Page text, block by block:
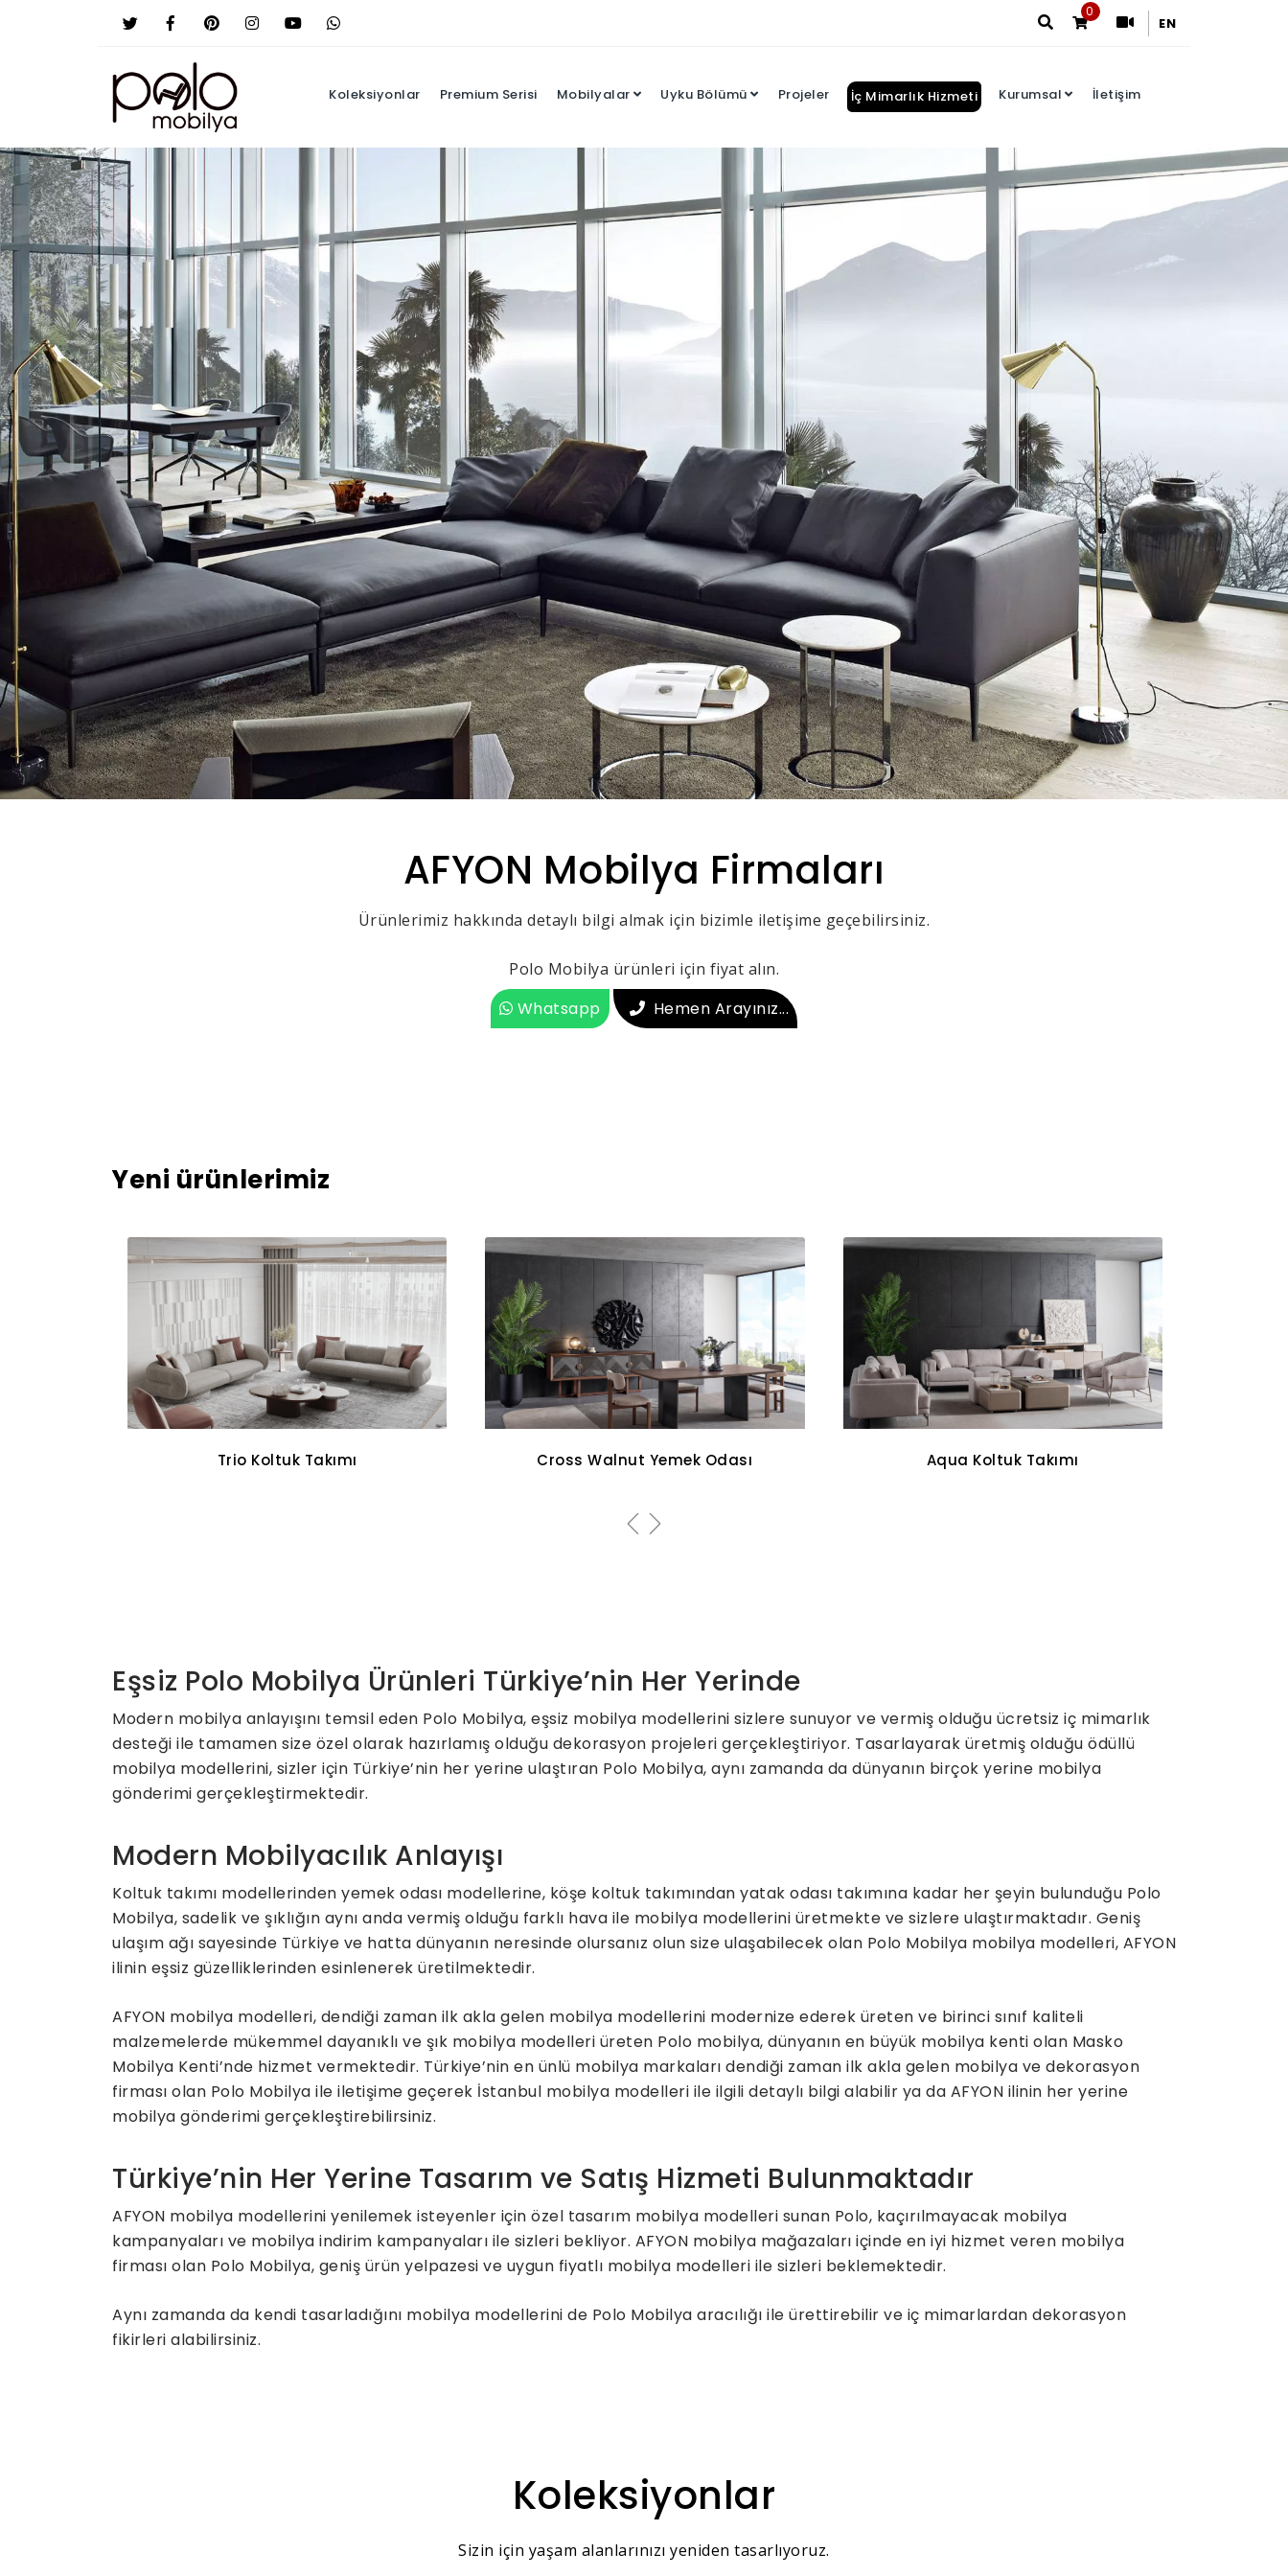
0
EN
Koleksiyonlar Premium Serisi Mobilyalar Uyku Bölümü Projeler İç Mimarlık Hizmeti Kurumsal İletişim
AFYON Mobilya Firmaları
Ürünlerimiz hakkında detaylı bilgi almak için bizimle iletişime geçebilirsiniz.
Polo Mobilya ürünleri için fiyat alın.
Whatsapp Hemen Arayınız...
Yeni ürünlerimiz
Cross Walnut Yemek Odası Aqua Koltuk Takımı Oddo Tv Ünitesi
Eşsiz Polo Mobilya Ürünleri Türkiye’nin Her Yerinde
Modern mobilya anlayışını temsil eden Polo Mobilya, eşsiz mobilya modellerini sizlere sunuyor ve vermiş olduğu ücretsiz iç mimarlık
desteği ile tamamen size özel olarak hazırlamış olduğu dekorasyon projeleri gerçekleştiriyor. Tasarlayarak üretmiş olduğu ödüllü
mobilya modellerini, sizler için Türkiye’nin her yerine ulaştıran Polo Mobilya, aynı zamanda da dünyanın birçok yerine mobilya
gönderimi gerçekleştirmektedir.
Modern Mobilyacılık Anlayışı
Koltuk takımı modellerinden yemek odası modellerine, köşe koltuk takımından yatak odası takımına kadar her şeyin bulunduğu Polo
Mobilya, sadelik ve şıklığın aynı anda vermiş olduğu farklı hava ile mobilya modellerini üretmekte ve sizlere ulaştırmaktadır. Geniş
ulaşım ağı sayesinde Türkiye ve hatta dünyanın neresinde olursanız olun size ulaşabilecek olan Polo Mobilya mobilya modelleri, AFYON
ilinin eşsiz güzelliklerinden esinlenerek üretilmektedir.
AFYON mobilya modelleri, dendiği zaman ilk akla gelen mobilya modellerini modernize ederek üreten ve birinci sınıf kaliteli
malzemelerde mükemmel dayanıklı ve şık mobilya modelleri üreten Polo mobilya, dünyanın en büyük mobilya kenti olan Masko
Mobilya Kenti’nde hizmet vermektedir. Türkiye’nin en ünlü mobilya markaları dendiği zaman ilk akla gelen mobilya ve dekorasyon
firması olan Polo Mobilya ile iletişime geçerek İstanbul mobilya modelleri ile ilgili detaylı bilgi alabilir ya da AFYON ilinin her yerine
mobilya gönderimi gerçekleştirebilirsiniz.
Türkiye’nin Her Yerine Tasarım ve Satış Hizmeti Bulunmaktadır
AFYON mobilya modellerini yenilemek isteyenler için özel tasarım mobilya modelleri sunan Polo, kaçırılmayacak mobilya
kampanyaları ve mobilya indirim kampanyaları ile sizleri bekliyor. AFYON mobilya mağazaları içinde en iyi hizmet veren mobilya
firması olan Polo Mobilya, geniş ürün yelpazesi ve uygun fiyatlı mobilya modelleri ile sizleri beklemektedir.
Aynı zamanda da kendi tasarladığını mobilya modellerini de Polo Mobilya aracılığı ile ürettirebilir ve iç mimarlardan dekorasyon
fikirleri alabilirsiniz.
Koleksiyonlar
Sizin için yaşam alanlarınızı yeniden tasarlıyoruz.
Arama Sonuçları